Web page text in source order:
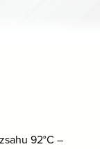
92°C –